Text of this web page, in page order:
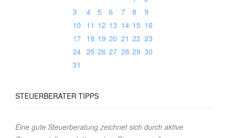
3
4 5 6 7 8
9
10
11 12 13 14 15 16
17
18 19 20 21 22 23
24 25 26 27 28 29 30
31
STEUERBERATER TIPPS
Eine gute Steuerberatung zeichnet sich durch aktive